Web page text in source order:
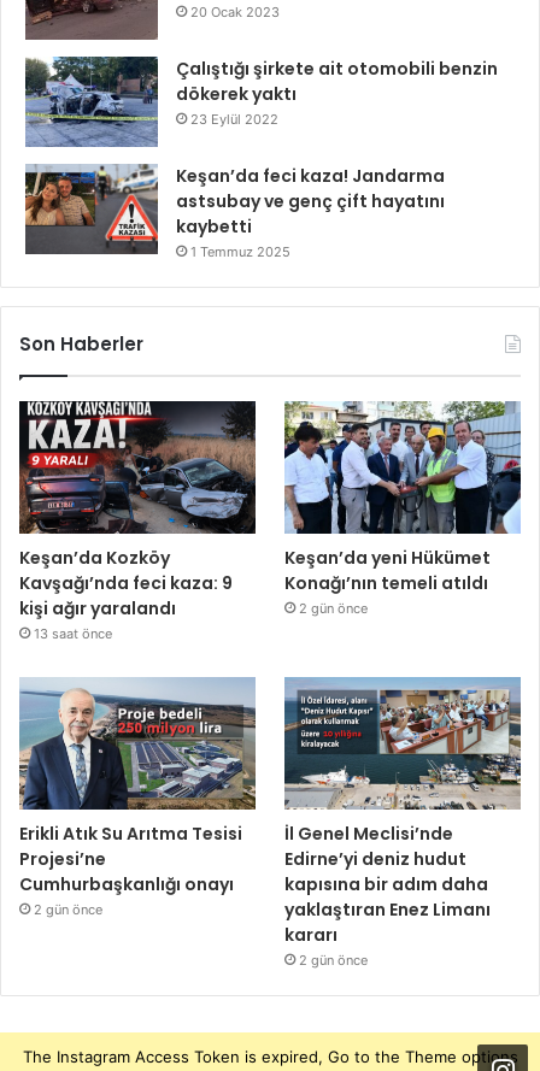
20 Ocak 2023
Çalıştığı şirkete ait otomobili benzin
dökerek yaktı
23 Eylül 2022
Keşan’da feci kaza! Jandarma
astsubay ve genç çift hayatını
kaybetti
1 Temmuz 2025
Son Haberler
Keşan’da Kozköy
Kavşağı’nda feci kaza: 9
kişi ağır yaralandı
13 saat önce
Keşan’da yeni Hükümet
Konağı’nın temeli atıldı
2 gün önce
Erikli Atık Su Arıtma Tesisi
Projesi’ne
Cumhurbaşkanlığı onayı
2 gün önce
İl Genel Meclisi’nde
Edirne’yi deniz hudut
kapısına bir adım daha
yaklaştıran Enez Limanı
kararı
2 gün önce
The Instagram Access Token is expired, Go to the Theme options